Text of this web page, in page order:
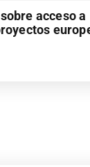
acceso a